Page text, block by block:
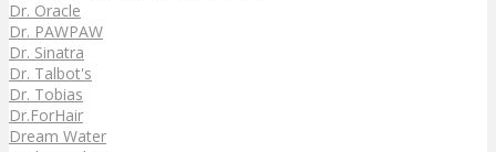
Dr. Oracle
Dr. PAWPAW
Dr. Sinatra
Dr. Talbot's
Dr. Tobias
Dr.ForHair
Dream Water